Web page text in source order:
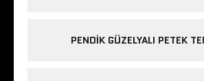
PENDIK GÜZELYALI PETEK